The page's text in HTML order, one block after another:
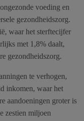
voeding en
gezondheidszorg.
waar het sterftecijfer
met 1,8% daalt,
gezondheidszorg.
te verhogen,
inkomen, waar het
aandoeningen groter is
zestien miljoen